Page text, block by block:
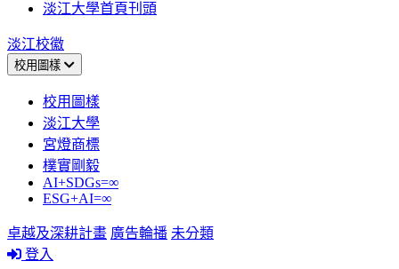
淡江大學首頁刊頭
淡江校徽
校用圖樣
校用圖樣
淡江大學
宮燈商標
樸實剛毅
AI+SDGs=∞
ESG+AI=∞
卓越及深耕計畫 廣告輪播 未分類
登入